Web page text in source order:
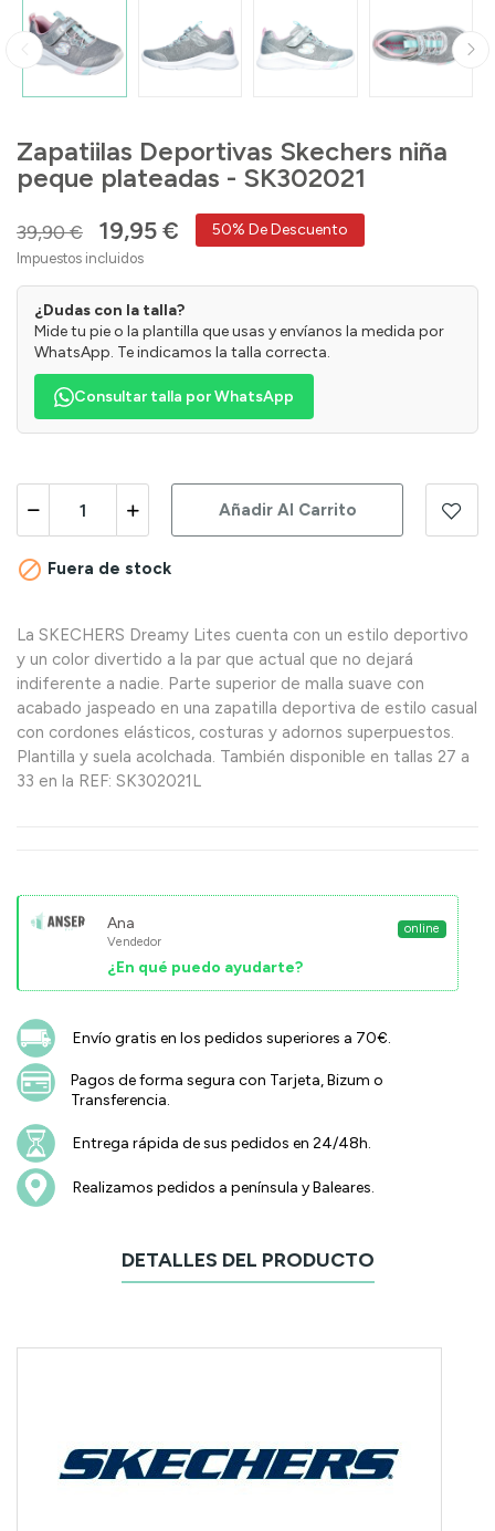
Zapatiilas Deportivas Skechers niña
peque plateadas - SK302021
39,90 € 19,95 € 50% De Descuento
Impuestos incluidos
¿Dudas con la talla?
Mide tu pie o la plantilla que usas y envíanos la medida por
WhatsApp. Te indicamos la talla correcta.
Consultar talla por WhatsApp
Añadir Al Carrito
 Fuera de stock
La SKECHERS Dreamy Lites cuenta con un estilo deportivo
y un color divertido a la par que actual que no dejará
indiferente a nadie. Parte superior de malla suave con
acabado jaspeado en una zapatilla deportiva de estilo casual
con cordones elásticos, costuras y adornos superpuestos.
Plantilla y suela acolchada. También disponible en tallas 27 a
33 en la REF: SK302021L
Ana
Vendedor
¿En qué puedo ayudarte?
online
Envío gratis en los pedidos superiores a 70€.
Pagos de forma segura con Tarjeta, Bizum o
Transferencia.
Entrega rápida de sus pedidos en 24/48h.
Realizamos pedidos a península y Baleares.
DETALLES DEL PRODUCTO